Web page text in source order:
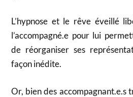
L’hypnose et le rêve éveillé
l’accompagné.e pour lui
de réorganiser ses
façon inédite.
Or, bien des accompagnant.e.s